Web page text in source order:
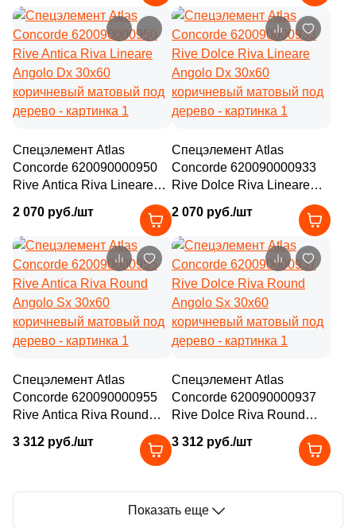
дерево
дерево
Спецэлемент Atlas
Concorde 620090000950
Rive Antica Riva Lineare
коричневый матовый под
дерево
2 070 руб./шт
Спецэлемент Atlas
Concorde 620090000933
Rive Dolce Riva Lineare
коричневый матовый под
дерево
2 070 руб./шт
Спецэлемент Atlas
Concorde 620090000955
Rive Antica Riva Round
коричневый матовый под
3 312 руб./шт
Спецэлемент Atlas
Concorde 620090000937
Rive Dolce Riva Round
коричневый матовый под
3 312 руб./шт
Показать еще